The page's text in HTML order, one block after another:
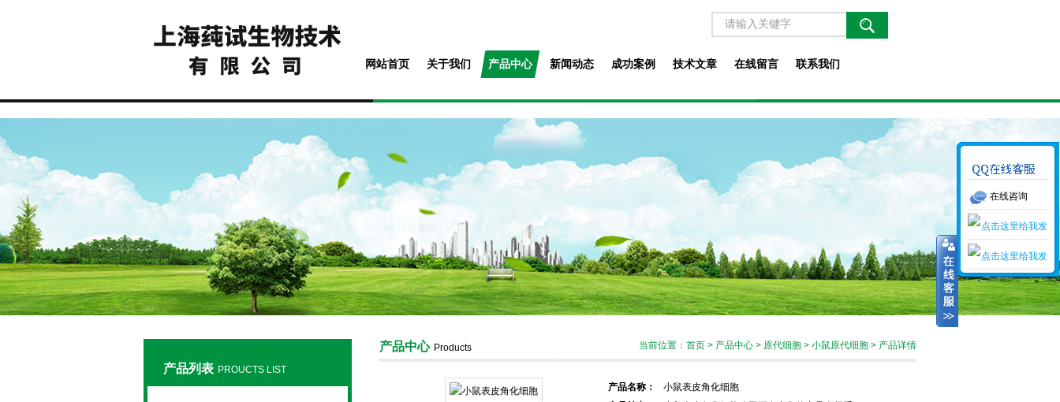
网站首页 关于我们 产品中心 新闻动态 成功案例 技术文章 在线留言 联系我们
产品列表 PROUCTS LIST
产品中心 Products 当前位置： 首页 > 产品中心 > 原代细胞 > 小鼠原代细胞 > 产品详情
产品名称：
小鼠表皮角化细胞
在线咨询